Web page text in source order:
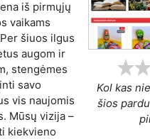
Kol kas
šios
iš pirmųjų
vaikams
šiuos ilgus
augom ir
stengėmes
savo
vis naujomis
Mūsų vizija –
kiekvieno